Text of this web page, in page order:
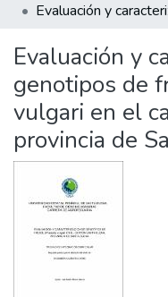
Statistics
Evaluación y
genotipos de
vulgari en el
provincia de